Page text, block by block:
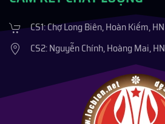
CS1: Chợ Long Biên, Hoàn Kiếm, HN
CS2: Nguyễn Chính, Hoàng Mai, HN